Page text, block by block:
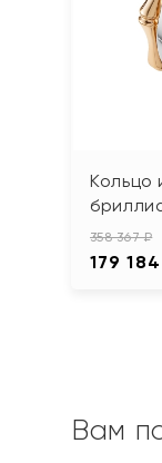
Кольцо
358 367 ₽
179
Вам